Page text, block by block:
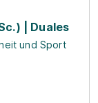
| Duales
und Sport